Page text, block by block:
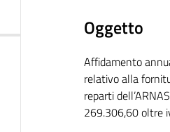
Oggetto
Affidamento
relativo alla
reparti
269.306,60 oltre